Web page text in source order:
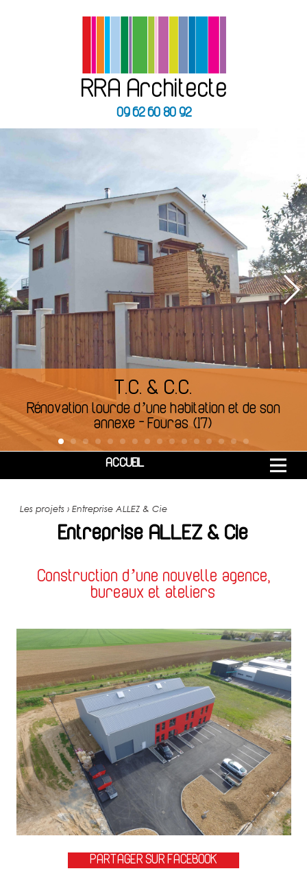
09 62 60 80 92
T.C. & C.C.
Rénovation lourde d’une habitation et de son
annexe -Fouras (17)
ACCUEIL
Les projets › Entreprise ALLEZ & Cie
Entreprise ALLEZ & Cie
Construction d’une nouvelle agence,
bureaux et ateliers
PARTAGER SUR FACEBOOK